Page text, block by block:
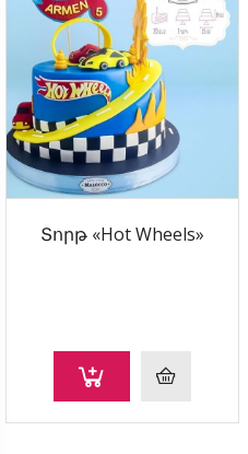
Տորթ «Hot Wheels»